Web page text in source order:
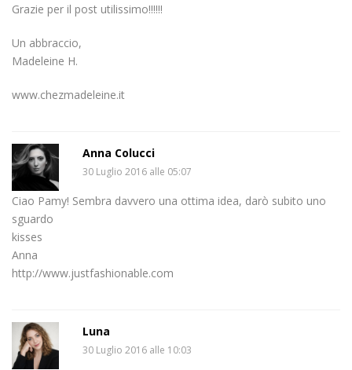
Grazie per il post utilissimo!!!!!!
Un abbraccio,
Madeleine H.
www.chezmadeleine.it
Anna Colucci
30 Luglio 2016 alle 05:07
Ciao Pamy! Sembra davvero una ottima idea, darò subito uno
sguardo
kisses
Anna
http://www.justfashionable.com
Luna
30 Luglio 2016 alle 10:03